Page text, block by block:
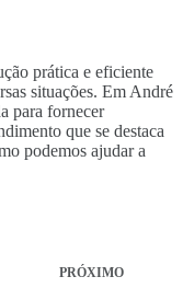
prática e eficiente
situações. Em André
para fornecer
que se destaca
podemos ajudar a
PRÓXIMO